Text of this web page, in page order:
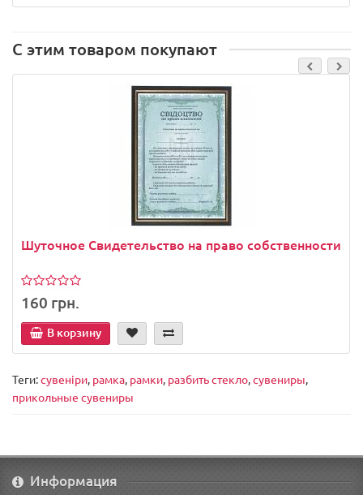
С этим товаром покупают
Шуточное Свидетельство на право собственности
160 грн.
В корзину
Теги:сувеніри, рамка, рамки, разбить стекло,сувениры,
прикольные сувениры
Информация